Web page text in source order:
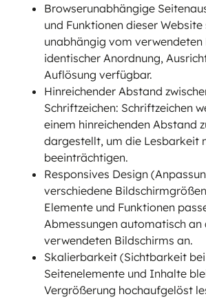
Browserunabhängige
und Funktionen dieser Website
unabhängig vom verwendeten
identischer Anordnung,
Auflösung verfügbar.
Hinreichender Abstand
Schriftzeichen: Schriftzeichen
einem hinreichenden Abstand
dargestellt, um die Lesbarkeit
beeinträchtigen.
Responsives Design
verschiedene
Elemente und Funktionen
Abmessungen automatisch an
verwendeten Bildschirms an.
Skalierbarkeit (Sichtbarkeit
Seitenelemente und Inhalte
Vergrößerung hochaufgelöst